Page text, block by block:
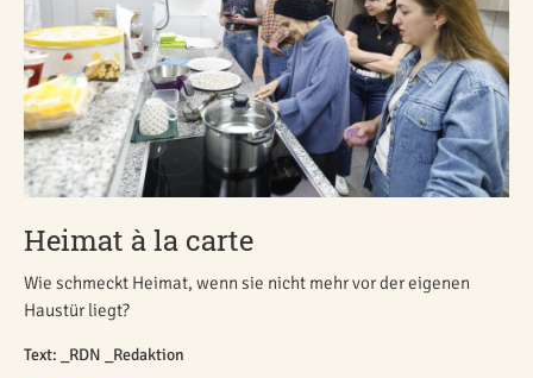
Heimat à la carte
Wie schmeckt Heimat, wenn sie nicht mehr vor der eigenen
Haustür liegt?
Text: _RDN _Redaktion